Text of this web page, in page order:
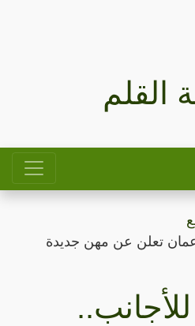
القلم
تعلن عن مهن جديدة